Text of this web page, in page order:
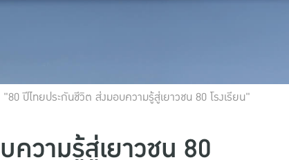
ปีไทยประกันชีวิต ส่งมอบความรู้สู่เยาวชน 80 โรงเรียน"
วามรู้สู่เยาวชน 80